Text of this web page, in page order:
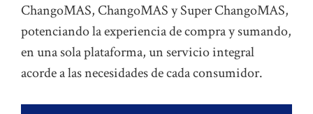
ChangoMAS, ChangoMAS y Super ChangoMAS,
potenciando la experiencia de compra y sumando,
en una sola plataforma, un servicio integral
acorde a las necesidades de cada consumidor.